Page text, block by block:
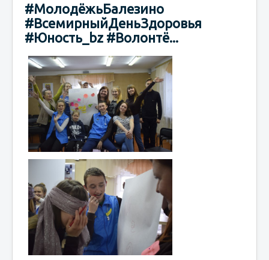
#МолодёжьБалезино
#ВсемирныйДеньЗдоровья
#Юность_bz #Волонтё...